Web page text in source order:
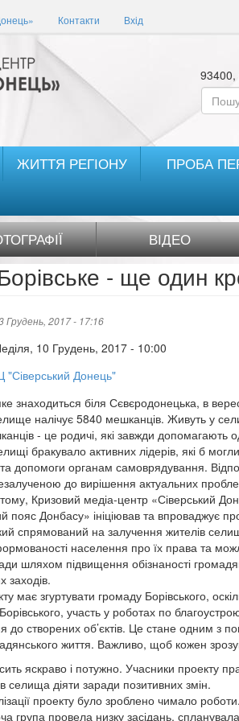
Контакти Вхід
93400,
ЖИТТЯ РЕГІОНУ ПРОБА
ВІДЕО
- ще один
Грудень, 2017 - 17:16
10 Грудень, 2017 - 10:00
"Сіверський Донець"
знаходиться біля Сєвєродонецька, в
налічує 5840 мешканців. Живуть у
- це родичі, які завжди допомагають
бракувало активних лідерів, які б
допомоги органам самоврядування.
до вирішення актуальних
Кризовий медіа-центр «Сіверський
пояс Донбасу» ініціював та впроваджує
спрямований на залучення жителів
населення про їх права та
шляхом підвищення обізнаності
заходів.
має згуртувати громаду Борівського,
участь у роботах по
до створених об’єктів. Це стане одним з
життя. Важливо, щоб кожен
яскраво і потужно. Учасники проекту
селища діяти заради позитивних змін.
проекту було зроблено чимало
група провела низку засідань,